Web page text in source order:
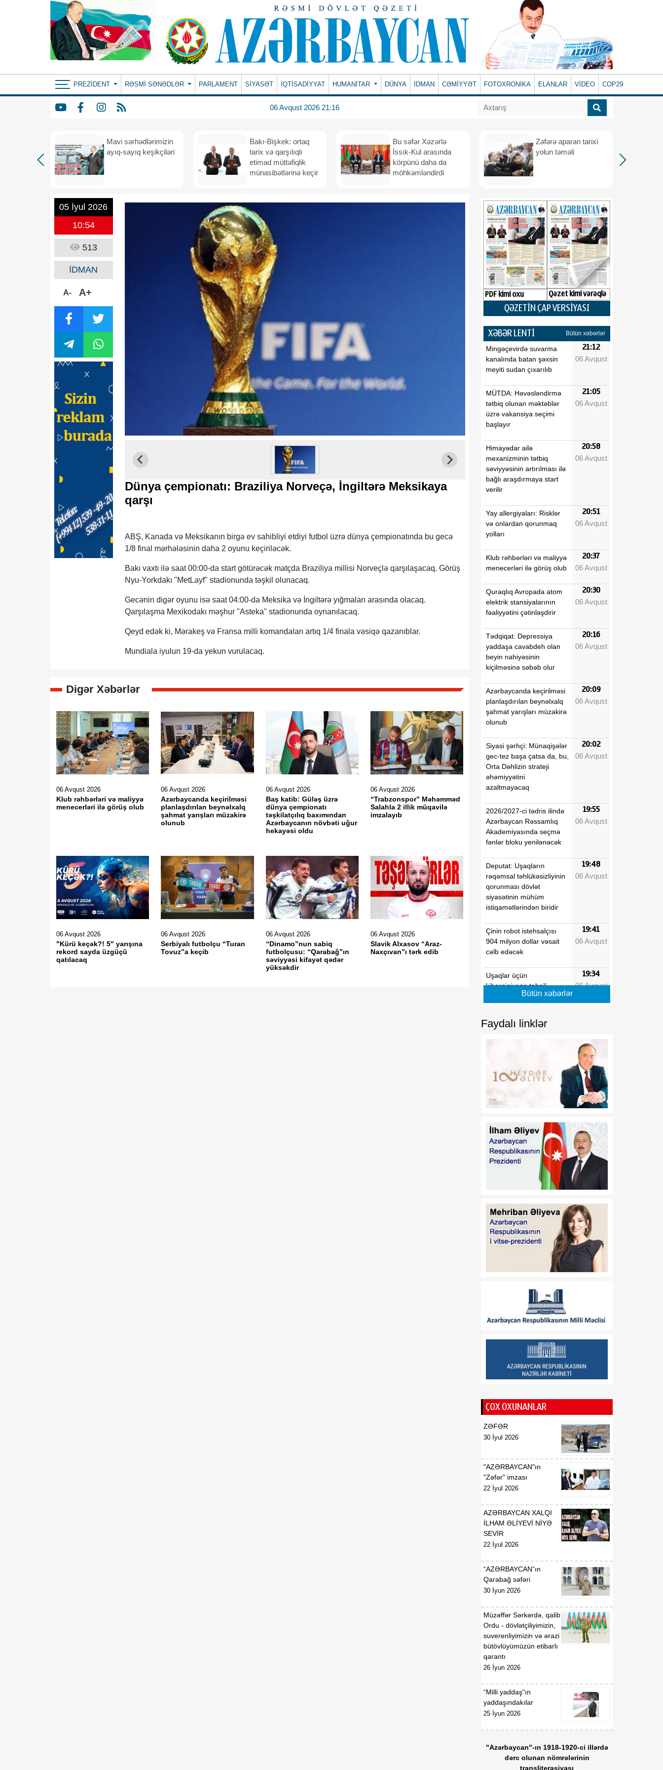
PREZIDENT RƏSMI SƏNƏDLƏR PARLAMENT SİYASƏT İQTİSADİYYAT HUMANITAR DÜNYA İDMAN CƏMİYYƏT FOTOXRONIKA ELANLAR VİDEO COP29
06 Avqust 2026 21:16
Mavi sərhədlərimizin
ayıq-sayıq keşikçiləri
Bakı-Bişkek: ortaq
tarix və qarşılıqlı
etimad müttəfiqlik
münasibətlərinə keçir
Bu səfər Xəzərlə
İssık-Kul arasında
körpünü daha da
möhkəmləndirdi
Zəfərə aparan tarixi
yolun təməli
05 İyul 2026
10:54
513
İDMAN
A- A+
Dünya çempionatı: Braziliya Norveçə, İngiltərə Meksikaya
qarşı
ABŞ, Kanada və Meksikanın birgə ev sahibliyi etdiyi futbol üzrə dünya çempionatında bu gecə
1/8 final mərhələsinin daha 2 oyunu keçiriləcək.
Bakı vaxtı ilə saat 00:00-da start götürəcək matçda Braziliya millisi Norveçlə qarşılaşacaq. Görüş
Nyu-Yorkdakı "MetLayf" stadionunda təşkil olunacaq.
Gecənin digər oyunu isə saat 04:00-da Meksika və İngiltərə yığmaları arasında olacaq.
Qarşılaşma Mexikodakı məşhur "Asteka" stadionunda oynanılacaq.
Qeyd edək ki, Mərakeş və Fransa milli komandaları artıq 1/4 finala vəsiqə qazanıblar.
Mundiala iyulun 19-da yekun vurulacaq.
Digər Xəbərlər
06 Avqust 2026
Klub rəhbərləri və maliyyə
menecerləri ilə görüş olub
06 Avqust 2026
Azərbaycanda keçirilməsi
planlaşdırılan beynəlxalq
şahmat yarışları müzakirə
olunub
06 Avqust 2026
Baş katib: Güləş üzrə
dünya çempionatı
təşkilatçılıq baxımından
Azərbaycanın növbəti uğur
hekayəsi oldu
06 Avqust 2026
“Trabzonspor” Məhəmməd
Salahla 2 illik müqavilə
imzalayıb
06 Avqust 2026
"Kürü keçək?! 5" yarışına
rekord sayda üzgüçü
qatılacaq
06 Avqust 2026
Serbiyalı futbolçu “Turan
Tovuz”a keçib
06 Avqust 2026
“Dinamo”nun sabiq
futbolçusu: “Qarabağ”ın
səviyyəsi kifayət qədər
yüksəkdir
06 Avqust 2026
Slavik Alxasov “Araz-
Naxçıvan”ı tərk edib
PDF kimi oxu Qəzet kimi vərəqlə
QƏZETİN ÇAP VERSİYASI
XƏBƏR LENTİ Bütün xəbərlər
Mingəçevirdə suvarma
kanalında batan şəxsin
meyiti sudan çıxarılıb
21:12
06 Avqust
MÜTDA: Həvəsləndirmə
tətbiq olunan məktəblər
üzrə vakansiya seçimi
başlayır
21:05
06 Avqust
Himayədar ailə
mexanizminin tətbiq
səviyyəsinin artırılması ilə
bağlı araşdırmaya start
verilir
20:58
06 Avqust
Yay allergiyaları: Risklər
və onlardan qorunmaq
yolları
20:51
06 Avqust
Klub rəhbərləri və maliyyə
menecerləri ilə görüş olub
20:37
06 Avqust
Quraqlıq Avropada atom
elektrik stansiyalarının
fəaliyyətini çətinləşdirir
20:30
06 Avqust
Tədqiqat: Depressiya
yaddaşa cavabdeh olan
beyin nahiyəsinin
kiçilməsinə səbəb olur
20:16
06 Avqust
Azərbaycanda keçirilməsi
planlaşdırılan beynəlxalq
şahmat yarışları müzakirə
olunub
20:09
06 Avqust
Siyasi şərhçi: Münaqişələr
gec-tez başa çatsa da, bu,
Orta Dəhlizin strateji
əhəmiyyətini
azaltmayacaq
20:02
06 Avqust
2026/2027-ci tədris ilində
Azərbaycan Rəssamlıq
Akademiyasında seçmə
fənlər bloku yenilənəcək
19:55
06 Avqust
Deputat: Uşaqların
rəqəmsal təhlükəsizliyinin
qorunması dövlət
siyasətinin mühüm
istiqamətlərindən biridir
19:48
06 Avqust
Çinin robot istehsalçısı
904 milyon dollar vəsait
cəlb edəcək
19:41
06 Avqust
Uşaqlar üçün
kibergigiyena təhsili
ümumtəhsil proqramlarına
19:34
06 Avqust
Mərkəzi Bank Nyu-York
Federal Ehtiyat Bankı ilə
06 Avqust
Azərbaycan Qırğızıstan
üçün yeni nəqliyyat-
19:20
06 Avqust
Google süni intellekt
bölməsində rəhbərliyi
dəyişir
19:13
06 Avqust
Azərbaycan Rəssamlıq
yaradıcı prosesə dəstək
vasitəsi kimi tətbiq edir
Baş katib: Güləş üzrə
təşkilatçılıq baxımından
Azərbaycanın növbəti
18:59
06 Avqust
Rəqəmsal inkişaf və
nəqliyyat naziri Zəngilanda
vətəndaşların
06 Avqust
Azərbaycan Qlobal Cənub
ölkələrinin marağını cəlb
edir
06 Avqust
Moses Vetangula: Keniya
ilə Azərbaycanın
qanunverici orqanları
arasında əməkdaşlığın
06 Avqust
Bütün xəbərlər
Faydalı linklər
ÇOX OXUNANLAR
ZƏFƏR
30 İyul 2026
"AZƏRBAYCAN"ın
"Zəfər" imzası
22 İyul 2026
AZƏRBAYCAN XALQI
İLHAM ƏLİYEVİ NİYƏ
SEVİR
22 İyul 2026
“AZƏRBAYCAN”ın
Qarabağ səfəri
30 İyun 2026
Müzəffər Sərkərdə, qalib
Ordu - dövlətçiliyimizin,
suverenliyimizin və ərazi
bütövlüyümüzün etibarlı
qarantı
26 İyun 2026
“Milli yaddaş"ın
yaddaşındakılar
25 İyun 2026
"Azərbaycan"-ın 1918-1920-ci illərdə
dərc olunan nömrələrinin
transliterasiyası